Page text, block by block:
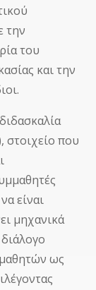
την
του
και την
που
είναι
μηχανικά
ως